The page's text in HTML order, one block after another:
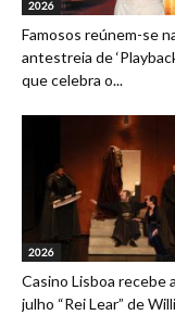
2026
Famosos reúnem-se
antestreia de
que celebra o...
2026
Casino Lisboa recebe
julho “Rei Lear” de